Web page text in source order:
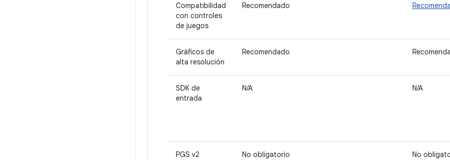
Compatibilidad
con controles
de juegos
Recomendado
Gráficos de
alta resolución
Recomendado
SDK de
entrada
N/A N/A
PGS v2 No obligatorio No